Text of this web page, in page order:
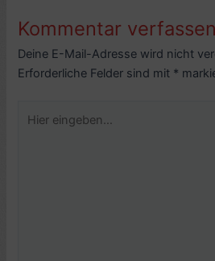
Kommentar verfassen
Deine E-Mail-Adresse wird nicht
Erforderliche Felder sind mit *
eingeben…